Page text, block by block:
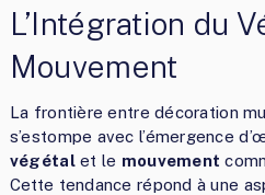
L’Intégration du
Mouvement
La frontière entre décoration
s’estompe avec l’émergence
végétalet le mouvement
Cette tendance répond à une